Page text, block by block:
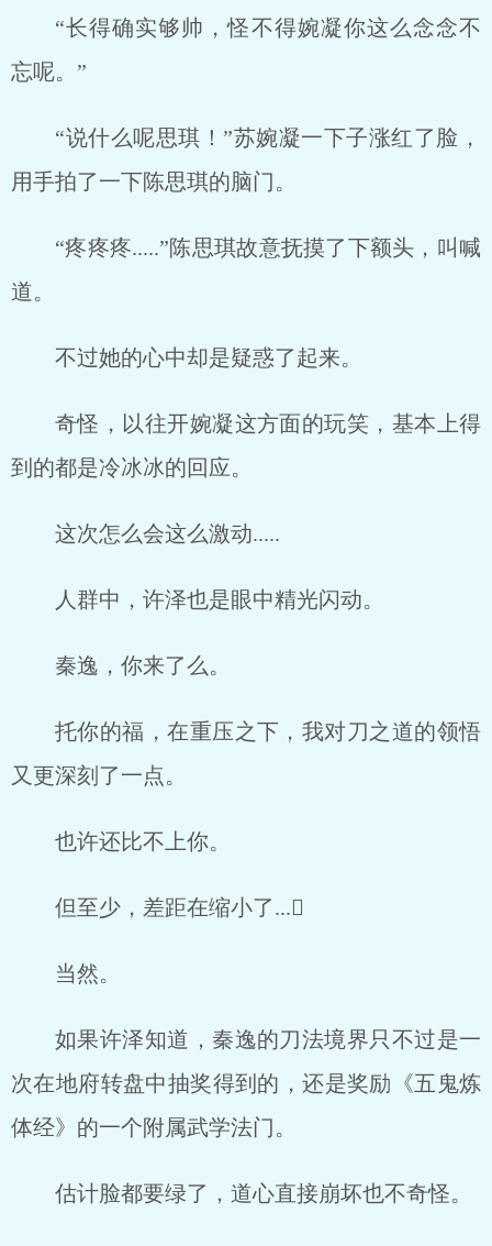
“长得确实够帅，怪不得婉凝你这么念念不
忘呢。”
“说什么呢思琪！”苏婉凝一下子涨红了脸，
用手拍了一下陈思琪的脑门。
“疼疼疼.....”陈思琪故意抚摸了下额头，叫喊
道。
不过她的心中却是疑惑了起来。
奇怪，以往开婉凝这方面的玩笑，基本上得
到的都是冷冰冰的回应。
这次怎么会这么激动.....
人群中，许泽也是眼中精光闪动。
秦逸，你来了么。
托你的福，在重压之下，我对刀之道的领悟
又更深刻了一点。
也许还比不上你。
但至少，差距在缩小了...񱜆
当然。
如果许泽知道，秦逸的刀法境界只不过是一
次在地府转盘中抽奖得到的，还是奖励《五鬼炼
体经》的一个附属武学法门。
估计脸都要绿了，道心直接崩坏也不奇怪。